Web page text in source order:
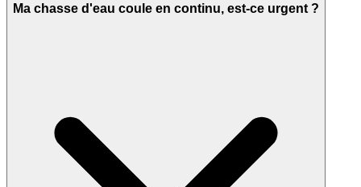
Ma chasse d'eau coule en continu, est-ce urgent ?